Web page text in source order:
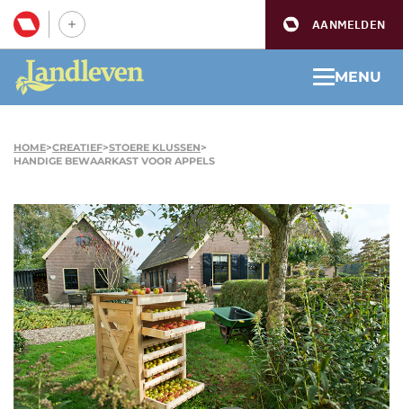
AANMELDEN
MENU
HOME>CREATIEF>STOERE KLUSSEN>
HANDIGE BEWAARKAST VOOR APPELS